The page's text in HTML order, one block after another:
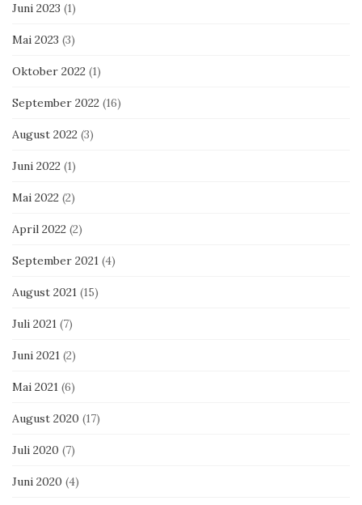
Juni 2023 (1)
Mai 2023 (3)
Oktober 2022 (1)
September 2022 (16)
August 2022 (3)
Juni 2022 (1)
Mai 2022 (2)
April 2022 (2)
September 2021 (4)
August 2021 (15)
Juli 2021 (7)
Juni 2021 (2)
Mai 2021 (6)
August 2020 (17)
Juli 2020 (7)
Juni 2020 (4)